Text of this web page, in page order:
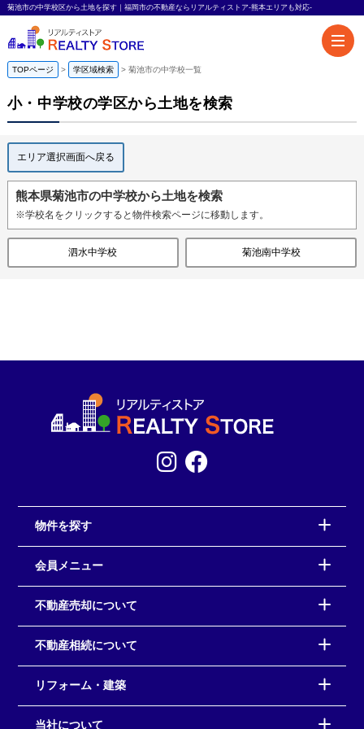
菊池市の中学校区から土地を探す｜福岡市の不動産ならリアルティストア-熊本エリアも対応-
TOPページ 学区域検索 菊池市の中学校一覧
小・中学校の学区から土地を検索
エリア選択画面へ戻る
熊本県菊池市の中学校から土地を検索
※学校名をクリックすると物件検索ページに移動します。
泗水中学校 菊池南中学校
物件を探す
会員メニュー
不動産売却について
不動産相続について
リフォーム・建築
当社について